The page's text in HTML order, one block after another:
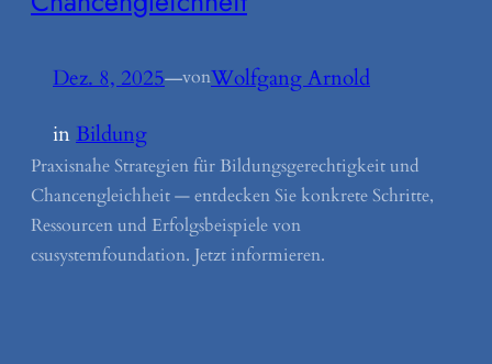
Dez. 8, 2025—vonWolfgang Arnold
inBildung
Praxisnahe Strategien für Bildungsgerechtigkeit und
Chancengleichheit — entdecken Sie konkrete Schritte,
Ressourcen und Erfolgsbeispiele von
csusystemfoundation. Jetzt informieren.